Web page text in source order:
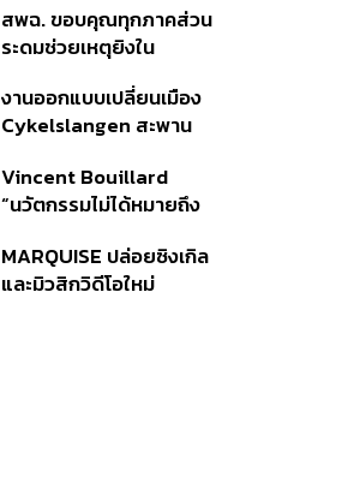
ดูแลสุขภาพจิต
สพฉ. ขอบคุณทุกภาคส่วน
ระดมช่วยเหตุยิงใน
ดูแลสิทธิ UCEP ผู้บาดเจ็บ
งานออกแบบเปลี่ยนเมือง
Cykelslangen สะพาน
โคเปนเฮเกน ทางสัญจร
ของเมืองที่น่าอยู่
Vincent Bouillard
“นวัตกรรมไม่ได้หมายถึง
MARQUISE ปล่อยซิงเกิล
และมิวสิกวิดีโอใหม่